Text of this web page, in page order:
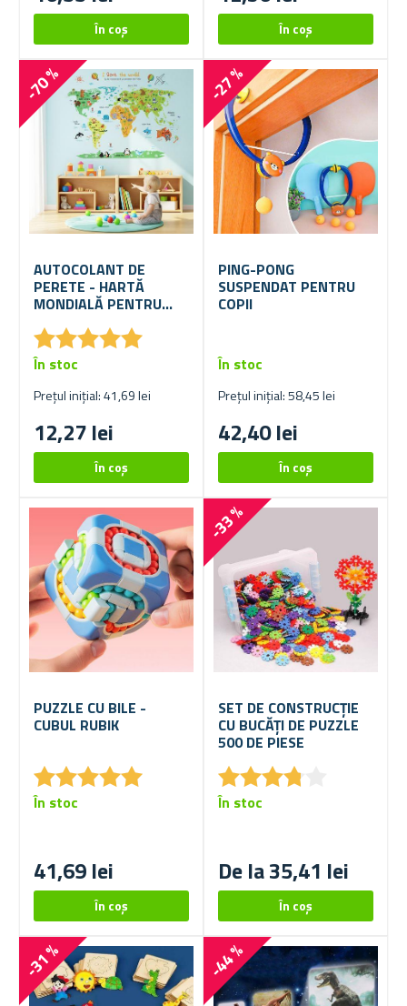
-70 %
AUTOCOLANT DE
PERETE - HARTĂ
MONDIALĂ PENTRU
★★★★★
★★★★★
Prețul inițial: 41,69 lei
12,27 lei
În stoc
-27 %
PING-PONG
SUSPENDAT PENTRU
COPII
Prețul inițial: 58,45 lei
42,40 lei
În stoc
PUZZLE CU BILE -
CUBUL RUBIK
★★★★★
★★★★★
41,69 lei
În stoc
-33 %
SET DE CONSTRUCȚIE
CU BUCĂȚI DE PUZZLE
500 DE PIESE
★★★★
★★★★
De la 35,41 lei
În stoc
-31 % -44 %